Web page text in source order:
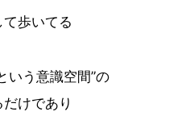
歩いてる
いう意識空間”の
けであり